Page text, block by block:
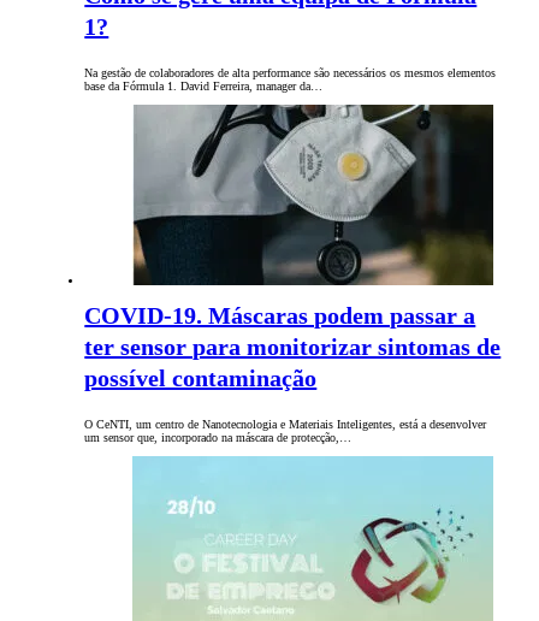
1?
Na gestão de colaboradores de alta performance são necessários os mesmos elementos
base da Fórmula 1. David Ferreira, manager da…
COVID-19. Máscaras podem passar a
ter sensor para monitorizar sintomas de
possível contaminação
O CeNTI, um centro de Nanotecnologia e Materiais Inteligentes, está a desenvolver
um sensor que, incorporado na máscara de protecção,…